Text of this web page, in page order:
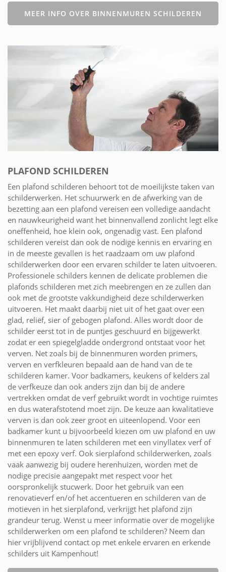
MEER INFO OVER BINNENMUREN SCHILDEREN
PLAFOND SCHILDEREN
Een plafond schilderen behoort tot de moeilijkste taken van
schilderwerken. Het schuurwerk en de afwerking van de
bezetting aan een plafond vereisen een volledige aandacht
en nauwkeurigheid want het binnenvallend zonlicht legt elke
oneffenheid, hoe klein ook, ongenadig vast. Een plafond
schilderen vereist dan ook de nodige kennis en ervaring en
in de meeste gevallen is het raadzaam om uw plafond
schilderwerken door een ervaren schilder te laten uitvoeren.
Professionele schilders kennen de delicate problemen die
plafonds schilderen met zich meebrengen en ze zullen dan
ook met de grootste vakkundigheid deze schilderwerken
uitvoeren. Het maakt daarbij niet uit of het gaat over een
glad, reliëf, sier of gebogen plafond. Alles wordt door de
schilder eerst tot in de puntjes geschuurd en bijgewerkt
zodat er een spiegelgladde ondergrond ontstaat voor het
verven. Net zoals bij de binnenmuren worden primers,
verven en verfkleuren bepaald aan de hand van de te
schilderen kamer. Voor badkamers, keukens of kelders zal
de verfkeuze dan ook anders zijn dan bij de andere
vertrekken omdat de verf gebruikt wordt in vochtige ruimtes
en dus waterafstotend moet zijn. De keuze aan kwalitatieve
verven is dan ook zeer groot en uiteenlopend. Voor een
badkamer kunt u bijvoorbeeld kiezen om uw plafond en uw
binnenmuren te laten schilderen met een vinyllatex verf of
met een epoxy verf. Ook sierplafond schilderwerken, zoals
vaak aanwezig bij oudere herenhuizen, worden met de
nodige precisie aangepakt met respect voor het
oorspronkelijk stucwerk. Door het gebruik van een
renovatieverf en/of het accentueren en schilderen van de
motieven in het sierplafond, verkrijgt het plafond zijn
grandeur terug. Wenst u meer informatie over de mogelijke
schilderwerken om een plafond te schilderen? Neem dan
hier vrijblijvend contact op met enkele ervaren en erkende
schilders uit Kampenhout!